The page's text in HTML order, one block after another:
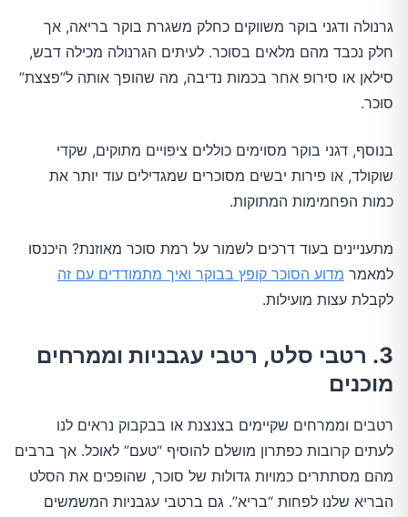
גרנולה ודגני בוקר משווקים כחלק משגרת בוקר בריאה, אך
חלק נכבד מהם מלאים בסוכר. לעיתים הגרנולה מכילה דבש,
סילאן או סירופ אחר בכמות נדיבה, מה שהופך אותה ל”פצצת”
סוכר.
בנוסף, דגני בוקר מסוימים כוללים ציפויים מתוקים, שקדי
שוקולד, או פירות יבשים מסוכרים שמגדילים עוד יותר את
כמות הפחמימות המתוקות.
מתעניינים בעוד דרכים לשמור על רמת סוכר מאוזנת? היכנסו
למאמר מדוע הסוכר קופץ בבוקר ואיך מתמודדים עם זה
לקבלת עצות מועילות.
3. רטבי סלט, רטבי עגבניות וממרחים
מוכנים
רטבים וממרחים שקיימים בצנצנת או בבקבוק נראים לנו
לעתים קרובות כפתרון מושלם להוסיף “טעם” לאוכל. אך ברבים
מהם מסתתרים כמויות גדולות של סוכר, שהופכים את הסלט
הבריא שלנו לפחות “בריא”. גם ברטבי עגבניות המשמשים